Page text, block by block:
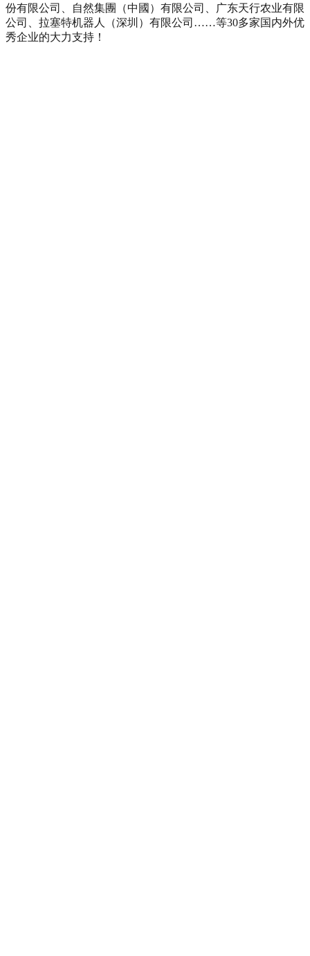
份有限公司、自然集團（中國）有限公司、广东天行农业有限
公司、拉塞特机器人（深圳）有限公司……等30多家国内外优
秀企业的大力支持！